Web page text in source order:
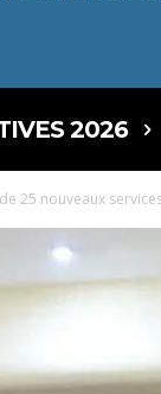
2026
25 nouveaux